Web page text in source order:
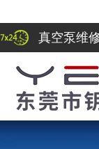
真空泵维